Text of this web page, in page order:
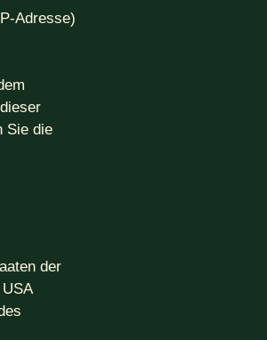
Adresse)
Sie die
der